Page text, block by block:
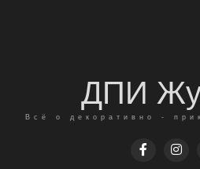
ДПИ
Всё о декоративно -